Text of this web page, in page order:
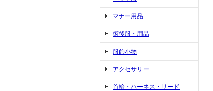
マナー用品
術後服・用品
服飾小物
アクセサリー
首輪・ハーネス・リード